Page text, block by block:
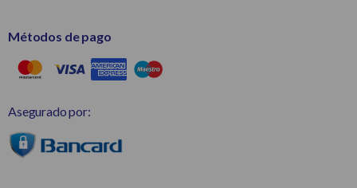
Métodos de pago
Asegurado por: